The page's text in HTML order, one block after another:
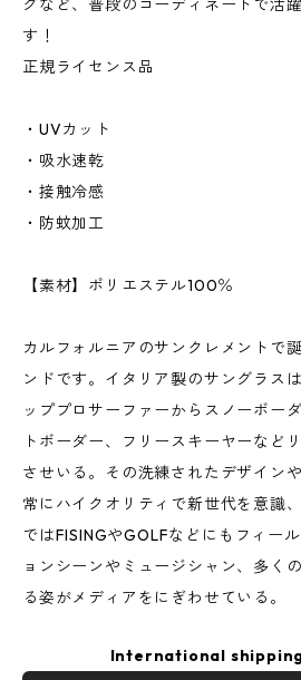
グなど、普段のコーディネートで活
す！
正規ライセンス品
・UVカット
・吸水速乾
・接触冷感
・防蚊加工
【素材】ポリエステル100％
カルフォルニアのサンクレメントで
ンドです。イタリア製のサングラス
ッププロサーファーからスノーボー
トボーダー、フリースキーヤーなど
させいる。その洗練されたデザイン
常にハイクオリティで新世代を意識
ではFISINGやGOLFなどにもフィー
ョンシーンやミュージシャン、多く
る姿がメディアをにぎわせている。
International